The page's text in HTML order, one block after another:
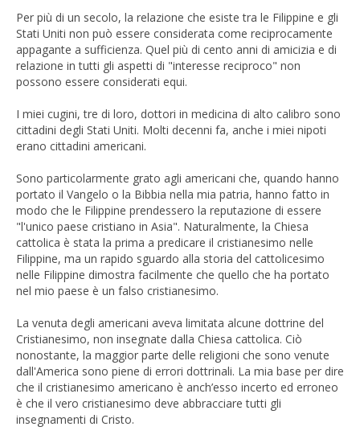
Per più di un secolo, la relazione che esiste tra le Filippine e gli
Stati Uniti non può essere considerata come reciprocamente
appagante a sufficienza. Quel più di cento anni di amicizia e di
relazione in tutti gli aspetti di "interesse reciproco" non
possono essere considerati equi.
I miei cugini, tre di loro, dottori in medicina di alto calibro sono
cittadini degli Stati Uniti. Molti decenni fa, anche i miei nipoti
erano cittadini americani.
Sono particolarmente grato agli americani che, quando hanno
portato il Vangelo o la Bibbia nella mia patria, hanno fatto in
modo che le Filippine prendessero la reputazione di essere
"l'unico paese cristiano in Asia". Naturalmente, la Chiesa
cattolica è stata la prima a predicare il cristianesimo nelle
Filippine, ma un rapido sguardo alla storia del cattolicesimo
nelle Filippine dimostra facilmente che quello che ha portato
nel mio paese è un falso cristianesimo.
La venuta degli americani aveva limitata alcune dottrine del
Cristianesimo, non insegnate dalla Chiesa cattolica. Ciò
nonostante, la maggior parte delle religioni che sono venute
dall'America sono piene di errori dottrinali. La mia base per dire
che il cristianesimo americano è anch’esso incerto ed erroneo
è che il vero cristianesimo deve abbracciare tutti gli
insegnamenti di Cristo.